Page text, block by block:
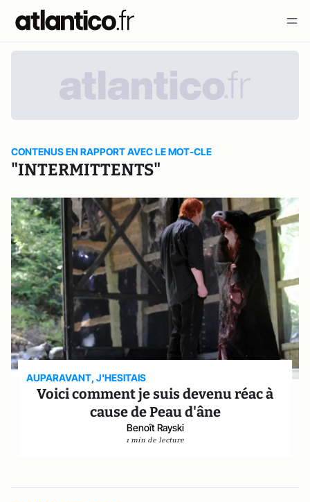
CONTENUS EN RAPPORT AVEC LE MOT-CLE
"INTERMITTENTS"
AUPARAVANT, J'HESITAIS
Voici comment je suis devenu réac à
cause de Peau d'âne
Benoît Rayski
1 min de lecture